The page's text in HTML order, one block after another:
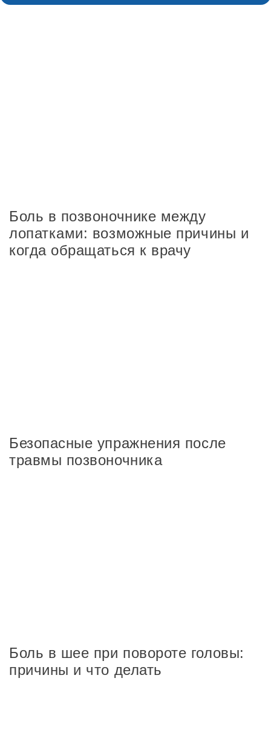
Боль в позвоночнике между
лопатками: возможные причины и
когда обращаться к врачу
Безопасные упражнения после
травмы позвоночника
Боль в шее при повороте головы:
причины и что делать